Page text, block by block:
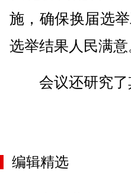
施，确保换届选
选举结果人民满意
会议还研究了
编辑精选